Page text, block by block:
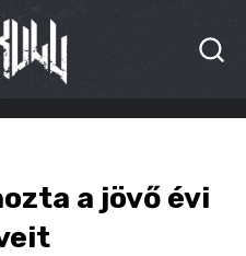
a jövő évi